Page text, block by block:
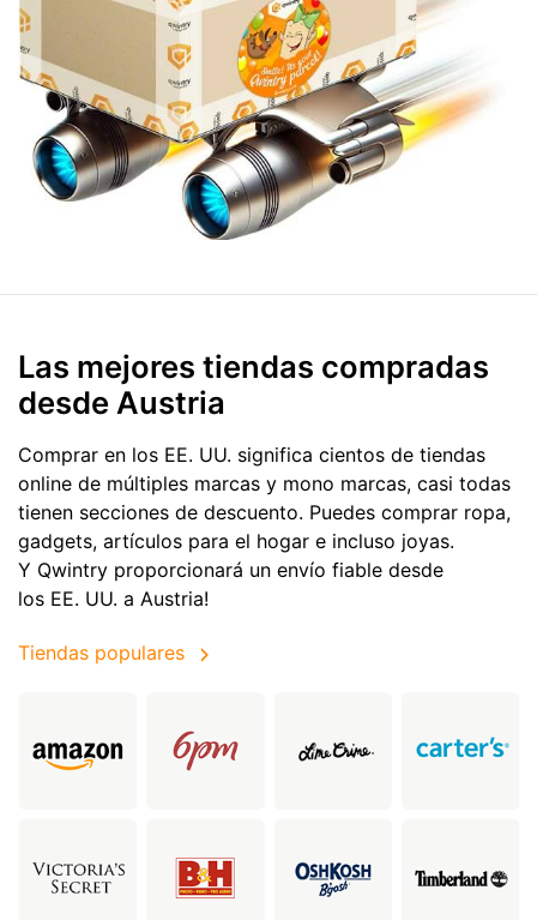
Las mejores tiendas compradas
desde Austria
Comprar en los EE. UU. significa cientos de tiendas
online de múltiples marcas y mono marcas, casi todas
tienen secciones de descuento. Puedes comprar ropa,
gadgets, artículos para el hogar e incluso joyas.
Y Qwintry proporcionará un envío fiable desde
los EE. UU. a Austria!
Tiendas populares